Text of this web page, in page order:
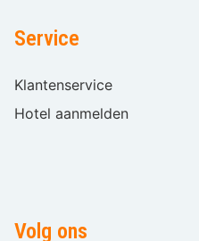
Service
Klantenservice
Hotel aanmelden
Volg ons